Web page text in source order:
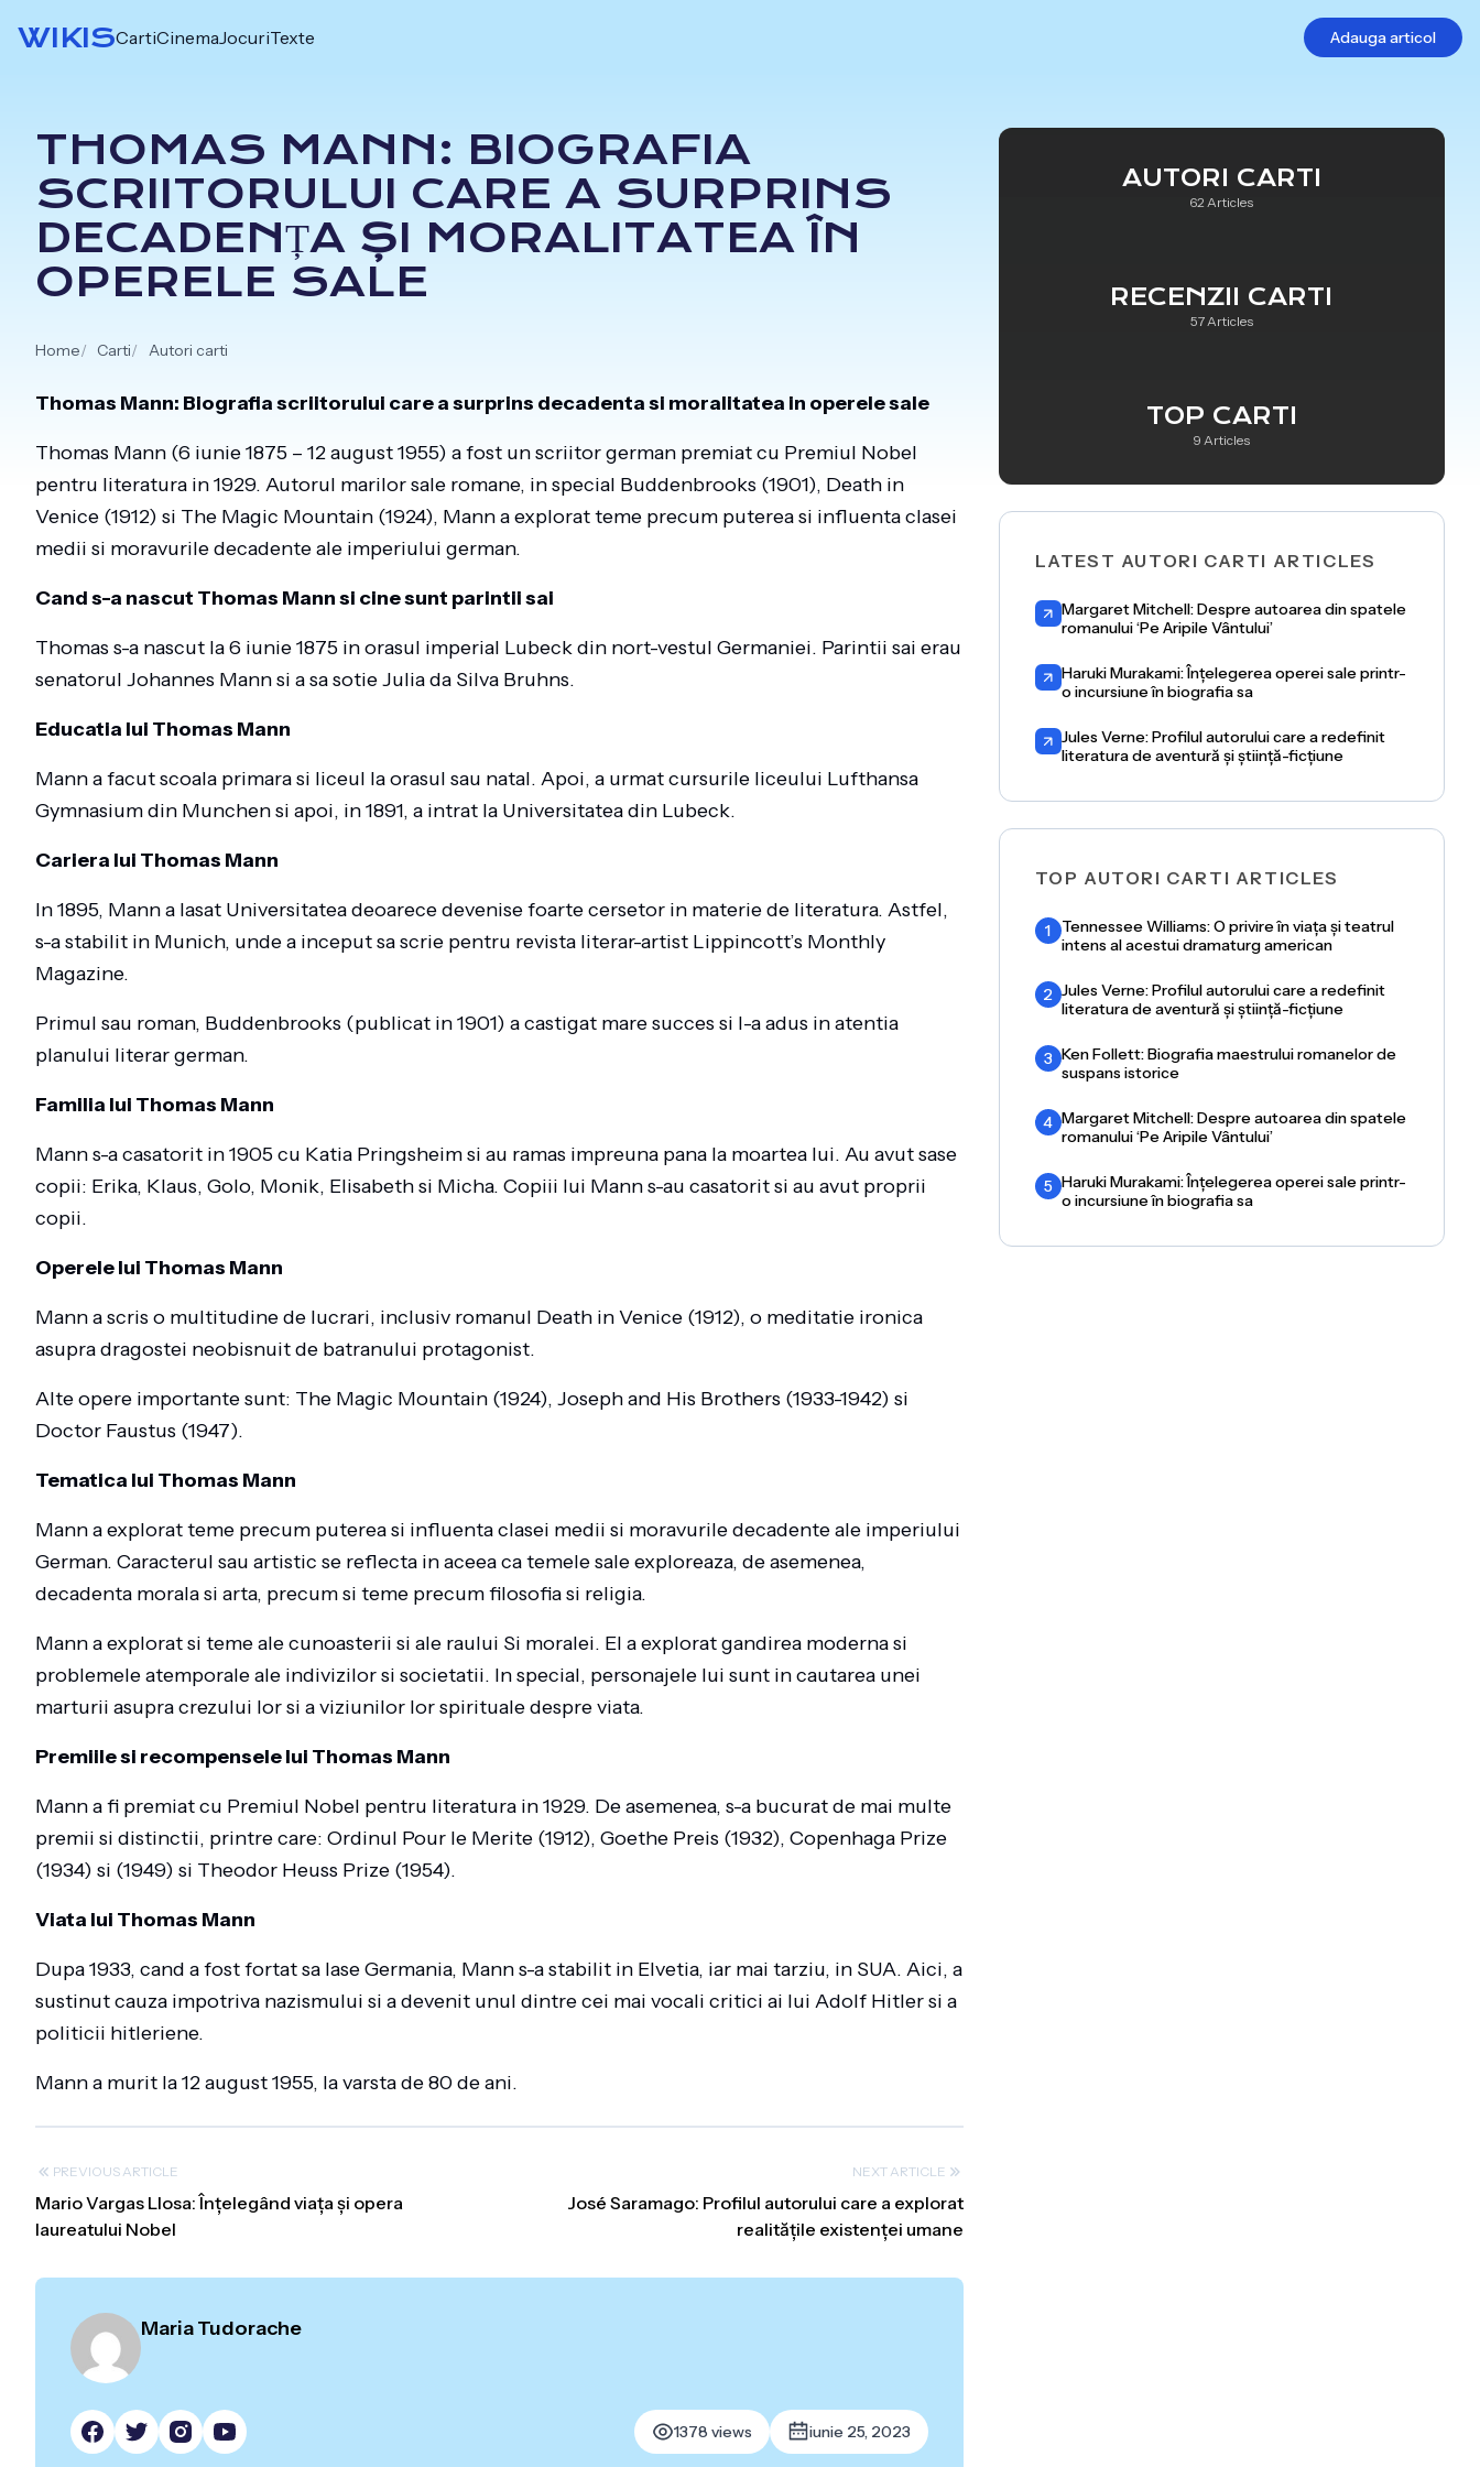
WIKISCartiCinemaJocuriTexte Adauga articol
THOMAS MANN: BIOGRAFIA
SCRIITORULUI CARE A SURPRINS
DECADENȚA ȘI MORALITATEA ÎN
OPERELE SALE
Home Carti Autori carti
Thomas Mann: Biografia scriitorului care a surprins decadenta si moralitatea in operele sale
Thomas Mann (6 iunie 1875 – 12 august 1955) a fost un scriitor german premiat cu Premiul Nobel
pentru literatura in 1929. Autorul marilor sale romane, in special Buddenbrooks (1901), Death in
Venice (1912) si The Magic Mountain (1924), Mann a explorat teme precum puterea si influenta clasei
medii si moravurile decadente ale imperiului german.
Cand s-a nascut Thomas Mann si cine sunt parintii sai
Thomas s-a nascut la 6 iunie 1875 in orasul imperial Lubeck din nort-vestul Germaniei. Parintii sai erau
senatorul Johannes Mann si a sa sotie Julia da Silva Bruhns.
Educatia lui Thomas Mann
Mann a facut scoala primara si liceul la orasul sau natal. Apoi, a urmat cursurile liceului Lufthansa
Gymnasium din Munchen si apoi, in 1891, a intrat la Universitatea din Lubeck.
Cariera lui Thomas Mann
In 1895, Mann a lasat Universitatea deoarece devenise foarte cersetor in materie de literatura. Astfel,
s-a stabilit in Munich, unde a inceput sa scrie pentru revista literar-artist Lippincott’s Monthly
Magazine.
Primul sau roman, Buddenbrooks (publicat in 1901) a castigat mare succes si l-a adus in atentia
planului literar german.
Familia lui Thomas Mann
Mann s-a casatorit in 1905 cu Katia Pringsheim si au ramas impreuna pana la moartea lui. Au avut sase
copii: Erika, Klaus, Golo, Monik, Elisabeth si Micha. Copiii lui Mann s-au casatorit si au avut proprii
copii.
Operele lui Thomas Mann
Mann a scris o multitudine de lucrari, inclusiv romanul Death in Venice (1912), o meditatie ironica
asupra dragostei neobisnuit de batranului protagonist.
Alte opere importante sunt: The Magic Mountain (1924), Joseph and His Brothers (1933-1942) si
Doctor Faustus (1947).
Tematica lui Thomas Mann
Mann a explorat teme precum puterea si influenta clasei medii si moravurile decadente ale imperiului
German. Caracterul sau artistic se reflecta in aceea ca temele sale exploreaza, de asemenea,
decadenta morala si arta, precum si teme precum filosofia si religia.
Mann a explorat si teme ale cunoasterii si ale raului Si moralei. El a explorat gandirea moderna si
problemele atemporale ale indivizilor si societatii. In special, personajele lui sunt in cautarea unei
marturii asupra crezului lor si a viziunilor lor spirituale despre viata.
Premiile si recompensele lui Thomas Mann
Mann a fi premiat cu Premiul Nobel pentru literatura in 1929. De asemenea, s-a bucurat de mai multe
premii si distinctii, printre care: Ordinul Pour le Merite (1912), Goethe Preis (1932), Copenhaga Prize
(1934) si (1949) si Theodor Heuss Prize (1954).
Viata lui Thomas Mann
Dupa 1933, cand a fost fortat sa lase Germania, Mann s-a stabilit in Elvetia, iar mai tarziu, in SUA. Aici, a
sustinut cauza impotriva nazismului si a devenit unul dintre cei mai vocali critici ai lui Adolf Hitler si a
politicii hitleriene.
Mann a murit la 12 august 1955, la varsta de 80 de ani.
PREVIOUS ARTICLE
Mario Vargas Llosa: Înțelegând viața și opera
laureatului Nobel
NEXT ARTICLE
José Saramago: Profilul autorului care a explorat
realitățile existenței umane
Maria Tudorache
1378 views iunie 25, 2023
AUTORI CARTI
62 Articles
RECENZII CARTI
57 Articles
TOP CARTI
9 Articles
LATEST AUTORI CARTI ARTICLES
Margaret Mitchell: Despre autoarea din spatele
romanului ‘Pe Aripile Vântului’
Haruki Murakami: Înțelegerea operei sale printr-
o incursiune în biografia sa
Jules Verne: Profilul autorului care a redefinit
literatura de aventură și știință-ficțiune
TOP AUTORI CARTI ARTICLES
1 Tennessee Williams: O privire în viața și teatrul
intens al acestui dramaturg american
2 Jules Verne: Profilul autorului care a redefinit
literatura de aventură și știință-ficțiune
3 Ken Follett: Biografia maestrului romanelor de
suspans istorice
4 Margaret Mitchell: Despre autoarea din spatele
romanului ‘Pe Aripile Vântului’
5 Haruki Murakami: Înțelegerea operei sale printr-
o incursiune în biografia sa